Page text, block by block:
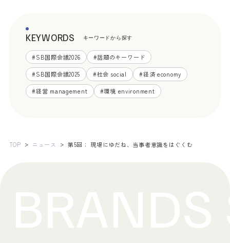
KEYWORDS キーワードから探す
#SB国際会議2026 #話題のキーワード
#SB国際会議2025 #社会 social #経済 economy
#経営 management #環境 environment
TOP ニュース 第5回： 現場にゆだね、当事者意識をはぐくむ